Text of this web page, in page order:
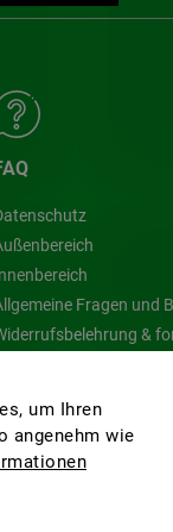
um Ihren
angenehm wie
Fragen und
&